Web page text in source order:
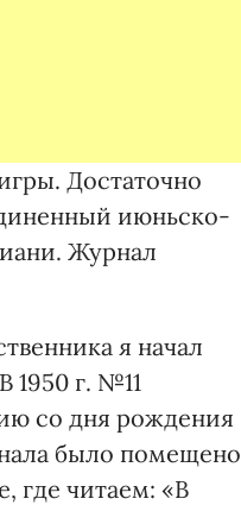
Достаточно
июньско-
Журнал
я начал
1950 г. №11
со дня рождения
было помещено
где читаем: «В